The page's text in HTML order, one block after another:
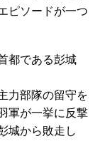
ピソードが一つ
都である彭城
力部隊の留守を
軍が一挙に反撃
城から敗走し